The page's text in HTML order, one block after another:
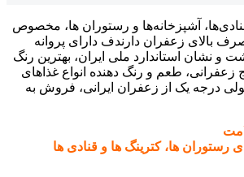
آشپزخانه‌ها و رستوران ها، مخصوص
بالای زعفران دارندف دارای پروانه
و نشان استاندارد ملی ایران، بهترین رنگ
زعفرانی، طعم و رنگ دهنده انواع غذاهای
درجه یک از زعفران ایرانی، فروش به
رستوران ها، کترینگ ها و قنادی ها